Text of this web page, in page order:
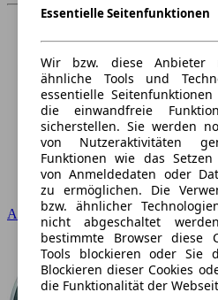
Audi
Essentielle Seitenfunktionen
Wir bzw. diese Anbieter
ähnliche Tools und
essentielle
die einwandfreie
sicherstellen. Sie werden
von Nutzeraktivitäten
Funktionen wie das
von Anmeldedaten oder
zu ermöglichen. Die
bzw. ähnlicher
nicht abgeschaltet
bestimmte Browser diese
Tools blockieren oder Sie
Blockieren dieser Cookies
die Funktionalität der